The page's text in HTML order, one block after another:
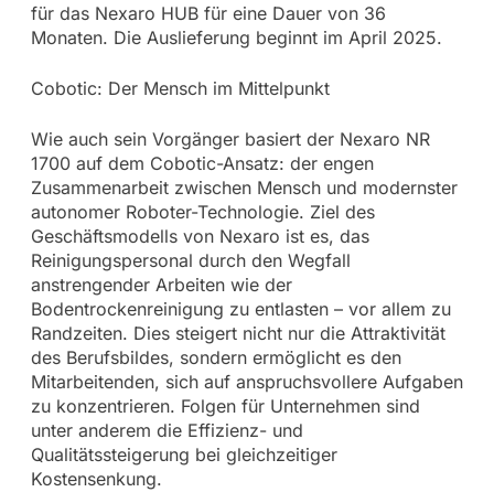
für das Nexaro HUB für eine Dauer von 36
Monaten. Die Auslieferung beginnt im April 2025.
Cobotic: Der Mensch im Mittelpunkt
Wie auch sein Vorgänger basiert der Nexaro NR
1700 auf dem Cobotic-Ansatz: der engen
Zusammenarbeit zwischen Mensch und modernster
autonomer Roboter-Technologie. Ziel des
Geschäftsmodells von Nexaro ist es, das
Reinigungspersonal durch den Wegfall
anstrengender Arbeiten wie der
Bodentrockenreinigung zu entlasten – vor allem zu
Randzeiten. Dies steigert nicht nur die Attraktivität
des Berufsbildes, sondern ermöglicht es den
Mitarbeitenden, sich auf anspruchsvollere Aufgaben
zu konzentrieren. Folgen für Unternehmen sind
unter anderem die Effizienz- und
Qualitätssteigerung bei gleichzeitiger
Kostensenkung.